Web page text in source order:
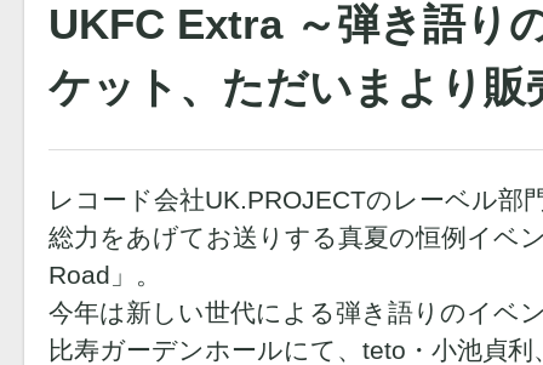
UKFC Extra ～弾き語り
ケット、ただいまより販
レコード会社UK.PROJECTのレーベル部
総力をあげてお送りする真夏の恒例イベ
Road」。
今年は新しい世代による弾き語りのイベ
比寿ガーデンホールにて、teto・小池貞